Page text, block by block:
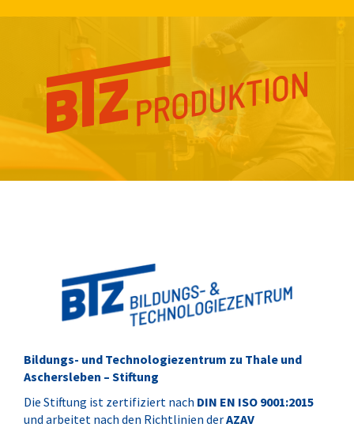
Bildungs- und Technologiezentrum zu Thale und
Aschersleben – Stiftung
Die Stiftung ist zertifiziert nach DIN EN ISO 9001:2015
und arbeitet nach den Richtlinien derAZAV